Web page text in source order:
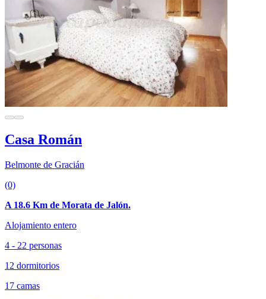
Casa Román
Belmonte de Gracián
(0)
A 18.6 Km de Morata de Jalón.
Alojamiento entero
4 - 22 personas
12 dormitorios
17 camas